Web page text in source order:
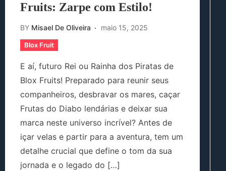
Fruits: Zarpe com Estilo!
BY Misael De Oliveira maio 15, 2025
Blox Fruit
E aí, futuro Rei ou Rainha dos Piratas de
Blox Fruits! Preparado para reunir seus
companheiros, desbravar os mares, caçar
Frutas do Diabo lendárias e deixar sua
marca neste universo incrível? Antes de
içar velas e partir para a aventura, tem um
detalhe crucial que define o tom da sua
jornada e o legado do […]